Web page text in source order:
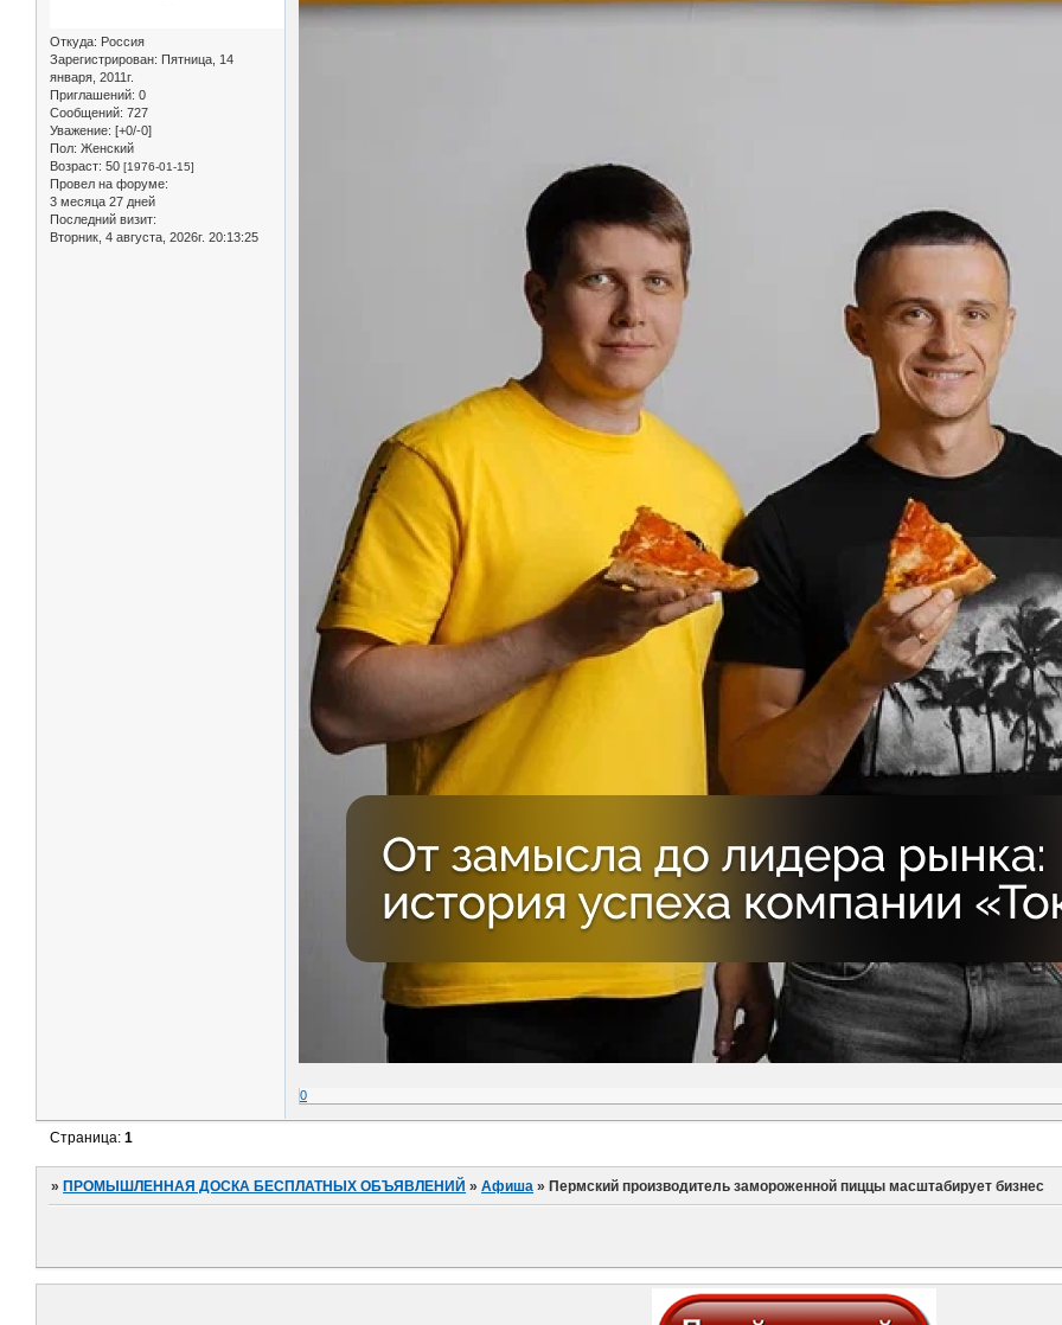
Откуда: Россия
Зарегистрирован: Пятница, 14
января, 2011г.
Приглашений: 0
Сообщений: 727
Уважение: [+0/-0]
Пол: Женский
Возраст: 50 [1976-01-15]
Провел на форуме:
3 месяца 27 дней
Последний визит:
Вторник, 4 августа, 2026г. 20:13:25
0
Страница:1
» ПРОМЫШЛЕННАЯ ДОСКА БЕСПЛАТНЫХ ОБЪЯВЛЕНИЙ »Афиша » Пермский производитель замороженной пиццы масштабирует бизнес